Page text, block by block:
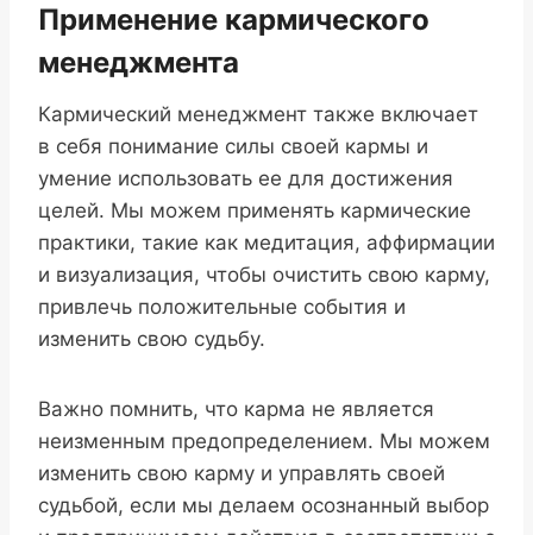
Применение кармического
менеджмента
Кармический менеджмент также включает
в себя понимание силы своей кармы и
умение использовать ее для достижения
целей. Мы можем применять кармические
практики, такие как медитация, аффирмации
и визуализация, чтобы очистить свою карму,
привлечь положительные события и
изменить свою судьбу.
Важно помнить, что карма не является
неизменным предопределением. Мы можем
изменить свою карму и управлять своей
судьбой, если мы делаем осознанный выбор